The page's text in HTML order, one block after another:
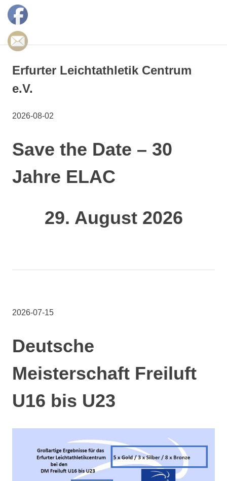
Zum
Inhalt
springenErfurter
e.V.
Erfurter Leichtathletik Centrum
e.V.
2026-08-02
Save the Date – 30
Jahre ELAC
29. August 2026
2026-07-15
Deutsche
Meisterschaft Freiluft
U16 bis U23